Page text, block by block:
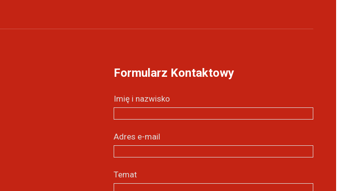
Formularz Kontaktowy
Imię i nazwisko
Adres e-mail
Temat